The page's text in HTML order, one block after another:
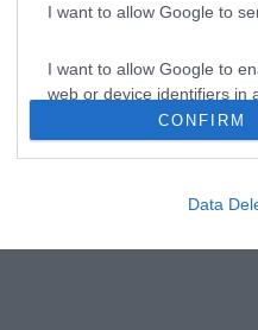
I want to allow Google to
I want to allow Google to
web or device identifiers in
I want to allow Google to
I want to allow Google to
CONFIRM
Data